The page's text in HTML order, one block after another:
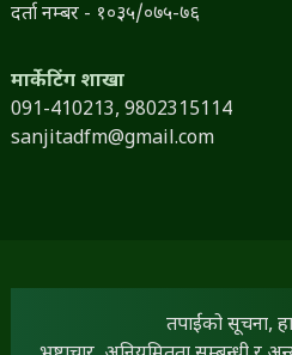
दर्ता नम्बर - १०३५/०७५-७६
मार्केटिंग शाखा
091-410213, 9802315114
sanjitadfm@gmail.com
तपाईंको सूचना,